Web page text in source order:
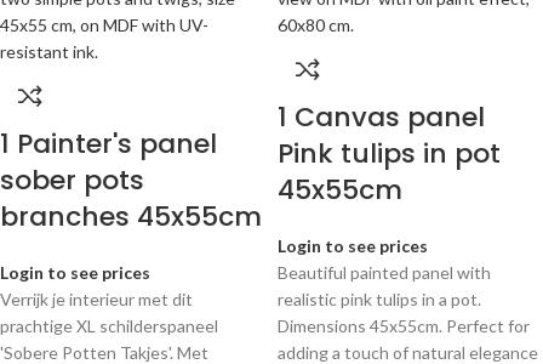
1 Painter's panel
sober pots
branches 45x55cm
Login to see prices
Verrijk je interieur met dit
prachtige XL schilderspaneel
'Sobere Potten Takjes'. Met
1 Canvas panel
Pink tulips in pot
45x55cm
Login to see prices
Beautiful painted panel with
realistic pink tulips in a pot.
Dimensions 45x55cm. Perfect for
adding a touch of natural elegance